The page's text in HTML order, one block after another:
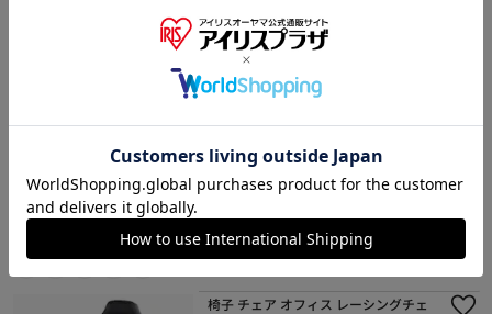
＋
椅子 チェア オフィス 低反発 肘付き O
FC-MHM オレンジ
¥9,900
99ポイント(1倍)
1,000円OFFクーポン
椅子 チェア オフィス レーシングチェ